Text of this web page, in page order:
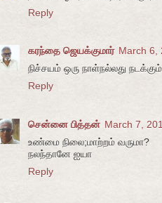
Reply
கரந்தை ஜெயக்குமார் March 6,
நிச்சயம் ஒரு நாள்நல்லது
Reply
சென்னை பித்தன் March 7,
உண்மை நிலை;மாற்றம் வருமா?
நலந்தானே ஐயா
Reply